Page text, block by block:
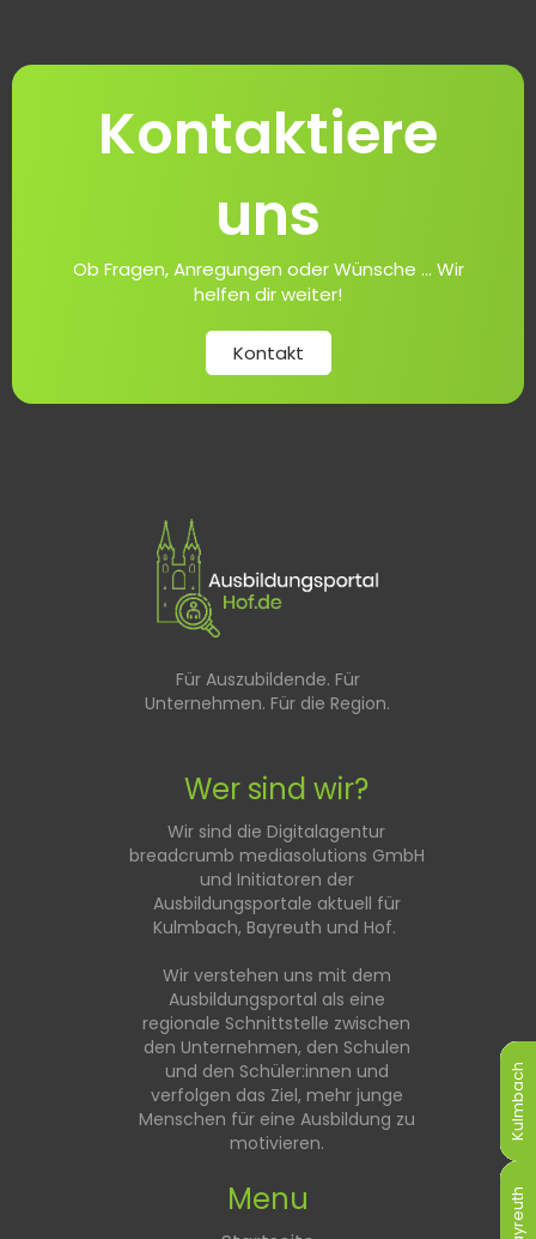
Kulmbach
Bayreuth
Kulmbach
Bayreuth
Kulmbach
Bayreuth
Kulmbach
Bayreuth
Kulmbach
Bayreuth
Kulmbach
Bayreuth
Kontaktiere
uns
Ob Fragen, Anregungen oder Wünsche ... Wir
helfen dir weiter!
Kontakt
Für Auszubildende. Für
Unternehmen. Für die Region.
Wer sind wir?
Wir sind die Digitalagentur
breadcrumb mediasolutions GmbH
und Initiatoren der
Ausbildungsportale aktuell für
Kulmbach, Bayreuth und Hof.
Wir verstehen uns mit dem
Ausbildungsportal als eine
regionale Schnittstelle zwischen
den Unternehmen, den Schulen
und den Schüler:innen und
verfolgen das Ziel, mehr junge
Menschen für eine Ausbildung zu
motivieren.
Menu